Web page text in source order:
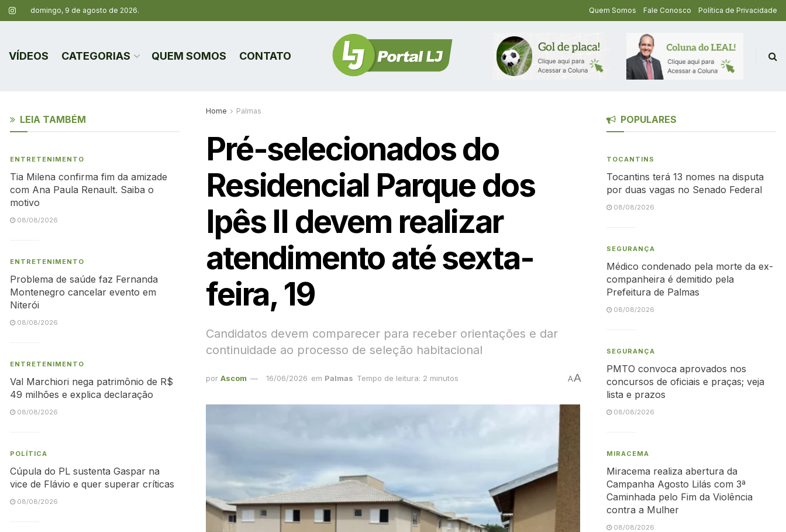
domingo, 9 de agosto de 2026. Quem Somos Fale Conosco Política de Privacidade
VÍDEOS CATEGORIAS QUEM SOMOS CONTATO
Home Palmas
Pré-selecionados do
Residencial Parque dos
Ipês II devem realizar
atendimento até sexta-
feira, 19
Candidatos devem comparecer para receber orientações e dar
continuidade ao processo de seleção habitacional
por Ascom 16/06/2026 em Palmas Tempo de leitura: 2 minutos AA
LEIA TAMBÉM
ENTRETENIMENTO
Tia Milena confirma fim da amizade
com Ana Paula Renault. Saiba o
motivo
08/08/2026
ENTRETENIMENTO
Problema de saúde faz Fernanda
Montenegro cancelar evento em
Niterói
08/08/2026
ENTRETENIMENTO
Val Marchiori nega patrimônio de R$
49 milhões e explica declaração
08/08/2026
POLÍTICA
Cúpula do PL sustenta Gaspar na
vice de Flávio e quer superar críticas
08/08/2026
POPULARES
TOCANTINS
Tocantins terá 13 nomes na disputa
por duas vagas no Senado Federal
08/08/2026
SEGURANÇA
Médico condenado pela morte da ex-
companheira é demitido pela
Prefeitura de Palmas
08/08/2026
SEGURANÇA
PMTO convoca aprovados nos
concursos de oficiais e praças; veja
lista e prazos
08/08/2026
MIRACEMA
Miracema realiza abertura da
Campanha Agosto Lilás com 3ª
Caminhada pelo Fim da Violência
contra a Mulher
08/08/2026